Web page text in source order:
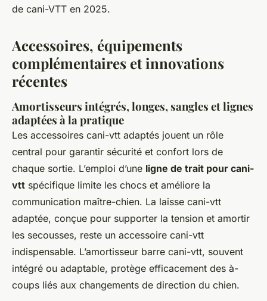
de cani-VTT en 2025.
Accessoires, équipements
complémentaires et innovations
récentes
Amortisseurs intégrés, longes, sangles et lignes
adaptées à la pratique
Les accessoires cani-vtt adaptés jouent un rôle
central pour garantir sécurité et confort lors de
chaque sortie. L’emploi d’une ligne de trait pour cani-
vtt spécifique limite les chocs et améliore la
communication maître-chien. La laisse cani-vtt
adaptée, conçue pour supporter la tension et amortir
les secousses, reste un accessoire cani-vtt
indispensable. L’amortisseur barre cani-vtt, souvent
intégré ou adaptable, protège efficacement des à-
coups liés aux changements de direction du chien.